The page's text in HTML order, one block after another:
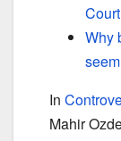
Why
seem
In
Mahir